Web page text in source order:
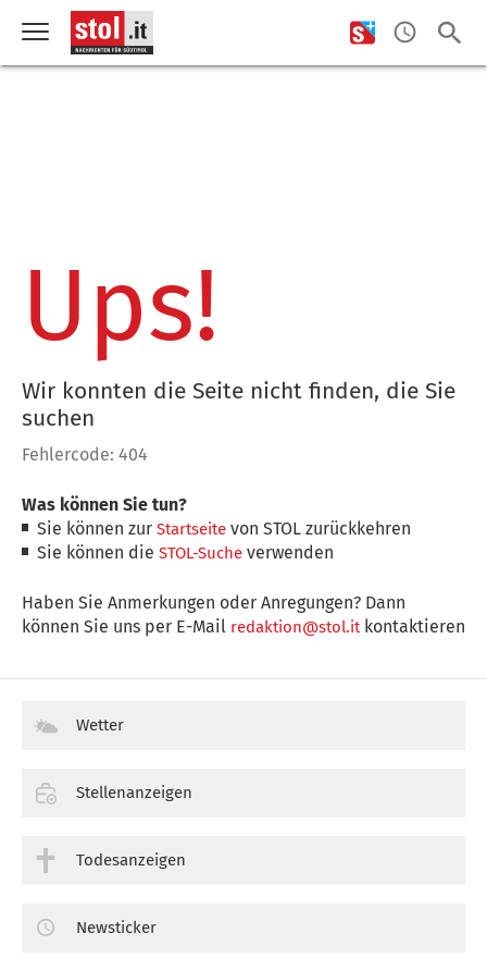
Ups!
Wir konnten die Seite nicht finden, die Sie
suchen
Fehlercode: 404
Was können Sie tun?
Sie können zurStartseite von STOL zurückkehren
Sie können dieSTOL-Suche verwenden
Haben Sie Anmerkungen oder Anregungen? Dann
können Sie uns per E-Mail redaktion@stol.itkontaktieren
Wetter
Stellenanzeigen
Todesanzeigen
Newsticker